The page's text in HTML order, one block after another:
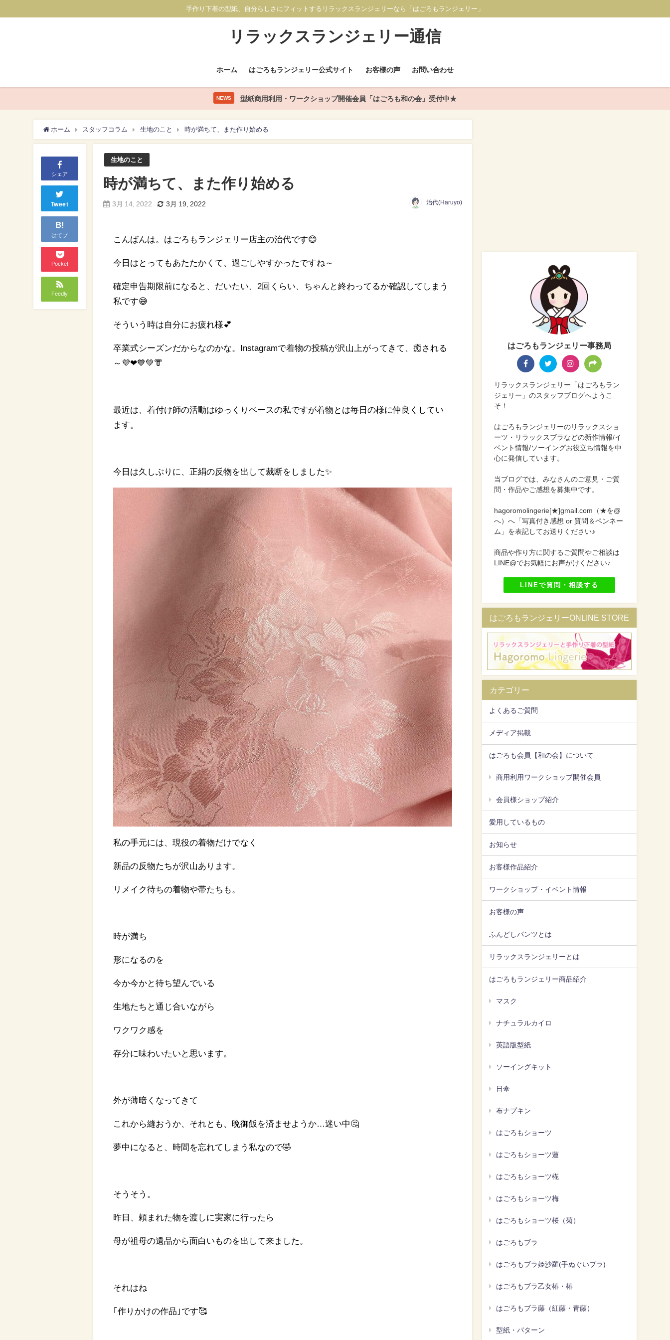
手作り下着の型紙、自分らしさにフィットするリラックスランジェリーなら「はごろもランジェリー」
リラックスランジェリー通信
ホーム はごろもランジェリー公式サイト お客様の声 お問い合わせ
NEWS 型紙商用利用・ワークショップ開催会員「はごろも和の会」受付中★
ホーム スタッフコラム 生地のこと 時が満ちて、また作り始める
シェア
Tweet
B!
はてブ
Pocket
Feedly
生地のこと
時が満ちて、また作り始める
3月 14, 2022 3月 19, 2022 治代(Haruyo)
こんばんは。はごろもランジェリー店主の治代です😊
今日はとってもあたたかくて、過ごしやすかったですね～
確定申告期限前になると、だいたい、2回くらい、ちゃんと終わってるか確認してしまう
私です😅
そういう時は自分にお疲れ様💕
卒業式シーズンだからなのかな。Instagramで着物の投稿が沢山上がってきて、癒される
～💜❤💙💚👘
最近は、着付け師の活動はゆっくりペースの私ですが着物とは毎日の様に仲良くしてい
ます。
今日は久しぶりに、正絹の反物を出して裁断をしました✨
私の手元には、現役の着物だけでなく
新品の反物たちが沢山あります。
リメイク待ちの着物や帯たちも。
時が満ち
形になるのを
今か今かと待ち望んでいる
生地たちと通じ合いながら
ワクワク感を
存分に味わいたいと思います。
外が薄暗くなってきて
これから縫おうか、それとも、晩御飯を済ませようか…迷い中🤔
夢中になると、時間を忘れてしまう私なので🤣
そうそう。
昨日、頼まれた物を渡しに実家に行ったら
母が祖母の遺品から面白いものを出して来ました。
それはね
｢作りかけの作品｣です🥰
はごろもランジェリー事務局
リラックスランジェリー「はごろもラン
ジェリー」のスタッフブログへようこ
そ！
はごろもランジェリーのリラックスショ
ーツ・リラックスブラなどの新作情報/イ
ベント情報/ソーイングお役立ち情報を中
心に発信しています。
当ブログでは、みなさんのご意見・ご質
問・作品やご感想を募集中です。
hagoromolingerie[★]gmail.com（★を@
へ）へ「写真付き感想 or 質問＆ペンネー
ム」を表記してお送りください♪
商品や作り方に関するご質問やご相談は
LINE@でお気軽にお声がけください♪
LINEで質問・相談する
はごろもランジェリーONLINE STORE
カテゴリー
よくあるご質問
メディア掲載
はごろも会員【和の会】について
商用利用ワークショップ開催会員
会員様ショップ紹介
愛用しているもの
お知らせ
お客様作品紹介
ワークショップ・イベント情報
お客様の声
ふんどしパンツとは
リラックスランジェリーとは
はごろもランジェリー商品紹介
マスク
ナチュラルカイロ
英語版型紙
ソーイングキット
日傘
布ナプキン
はごろもショーツ
はごろもショーツ蓮
はごろもショーツ椛
はごろもショーツ梅
はごろもショーツ桜（菊）
はごろもブラ
はごろもブラ姫沙羅(手ぬぐいブラ)
はごろもブラ乙女椿・椿
はごろもブラ藤（紅藤・青藤）
型紙・パターン